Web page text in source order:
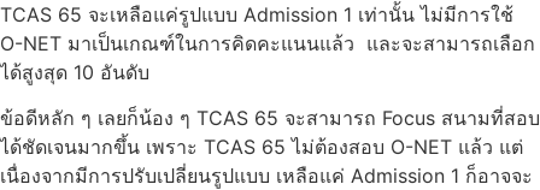
TCAS 65 จะเหลือแค่รูปแบบ Admission 1 เท่านั้น ไม่มีการใช้
O-NET มาเป็นเกณฑ์ในการคิดคะแนนแล้ว และจะสามารถเลือก
ได้สูงสุด 10 อันดับ
ข้อดีหลัก ๆ เลยก็น้อง ๆ TCAS 65 จะสามารถ Focus สนามที่สอบ
ได้ชัดเจนมากขึ้น เพราะ TCAS 65 ไม่ต้องสอบ O-NET แล้ว แต่
เนื่องจากมีการปรับเปลี่ยนรูปแบบ เหลือแค่ Admission 1 ก็อาจจะ